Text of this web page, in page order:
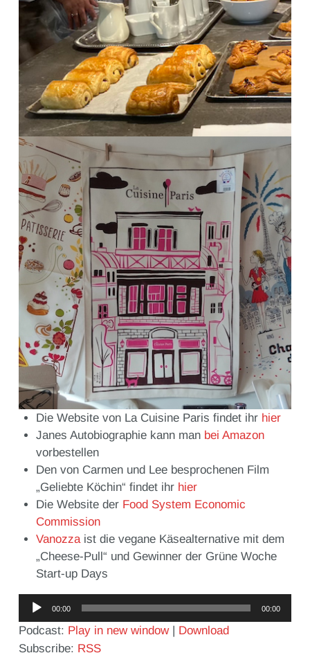
Die Website von La Cuisine Paris findet ihr hier
Janes Autobiographie kann man bei Amazon
vorbestellen
Den von Carmen und Lee besprochenen Film
„Geliebte Köchin“ findet ihr hier
Die Website der Food System Economic
Commission
Vanozza ist die vegane Käsealternative mit dem
„Cheese-Pull“ und Gewinner der Grüne Woche
Start-up Days
Audio-
Player
00:00 00:00
Podcast: Play in new window| Download
Subscribe: RSS